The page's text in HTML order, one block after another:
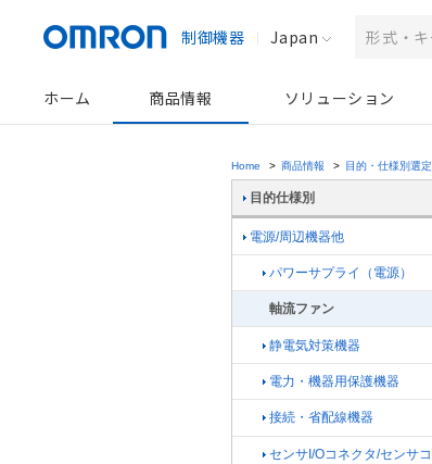
制御機器 Japan
ホーム 商品情報 ソリューション
Home > 商品情報 > 目的・仕様別選定
目的仕様別
電源/周辺機器他
パワーサプライ（電源）
軸流ファン
静電気対策機器
電力・機器用保護機器
接続・省配線機器
センサI/Oコネクタ/センサ